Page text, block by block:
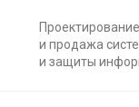
и продажа
и защиты